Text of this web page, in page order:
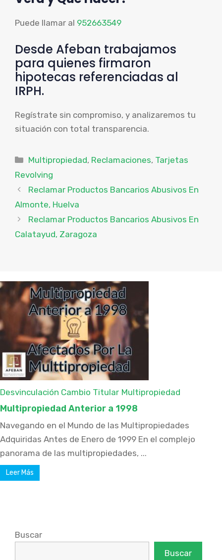
Puede llamar al 952663549
Desde Afeban trabajamos
para quienes firmaron
hipotecas referenciadas al
IRPH.
Regístrate sin compromiso, y analizaremos tu
situación con total transparencia.
Categorías
Multipropiedad, Reclamaciones, Tarjetas
Revolving
Reclamar Productos Bancarios Abusivos En
Almonte, Huelva
Reclamar Productos Bancarios Abusivos En
Calatayud, Zaragoza
Desvinculación Cambio Titular Multipropiedad
Multipropiedad Anterior a 1998
Navegando en el Mundo de las Multipropiedades
Adquiridas Antes de Enero de 1999 En el complejo
panorama de las multipropiedades, ...
Leer Más
Buscar
Buscar